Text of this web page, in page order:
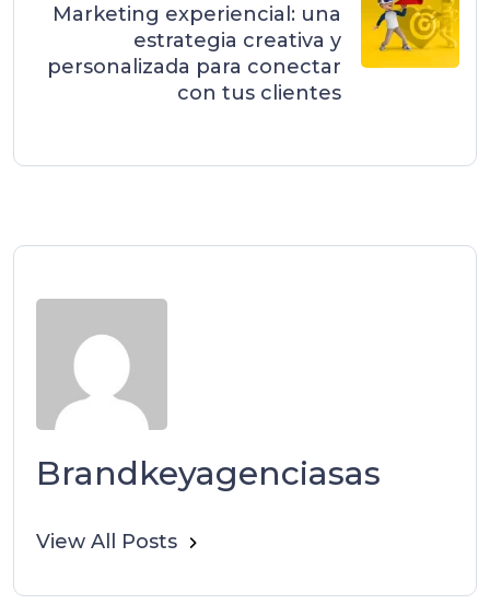
Marketing experiencial: una
estrategia creativa y
personalizada para conectar
con tus clientes
Brandkeyagenciasas
View All Posts